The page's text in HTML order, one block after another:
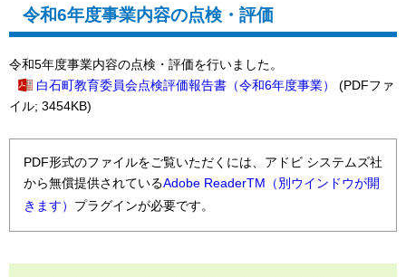
令和6年度事業内容の点検・評価
令和5年度事業内容の点検・評価を行いました。
白石町教育委員会点検評価報告書（令和6年度事業）
(PDFファ
イル; 3454KB)
PDF形式のファイルをご覧いただくには、アドビ システムズ社
から無償提供されているAdobe ReaderTM（別ウインドウが開
きます） プラグインが必要です。